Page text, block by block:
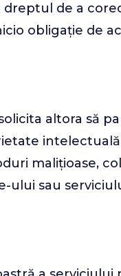
de a
obligație de
altora să
malițioase,
sau